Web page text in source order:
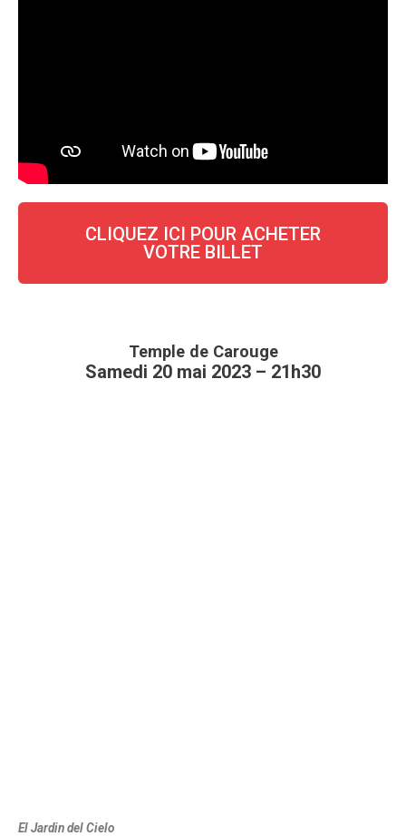
CLIQUEZ ICI POUR ACHETER
VOTRE BILLET
Temple de Carouge
Samedi 20 mai 2023 – 21h30
El Jardin del Cielo